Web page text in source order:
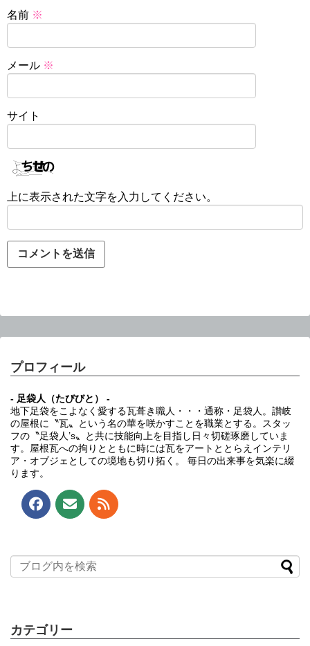
名前 ※
メール ※
サイト
上に表示された文字を入力してください。
プロフィール
- 足袋人（たびびと） -
地下足袋をこよなく愛する瓦葺き職人・・・通称・足袋人。讃岐
の屋根に〝瓦〟という名の華を咲かすことを職業とする。スタッ
フの〝足袋人’s〟と共に技能向上を目指し日々切磋琢磨していま
す。屋根瓦への拘りとともに時には瓦をアートととらえインテリ
ア・オブジェとしての境地も切り拓く。 毎日の出来事を気楽に綴
ります。
カテゴリー